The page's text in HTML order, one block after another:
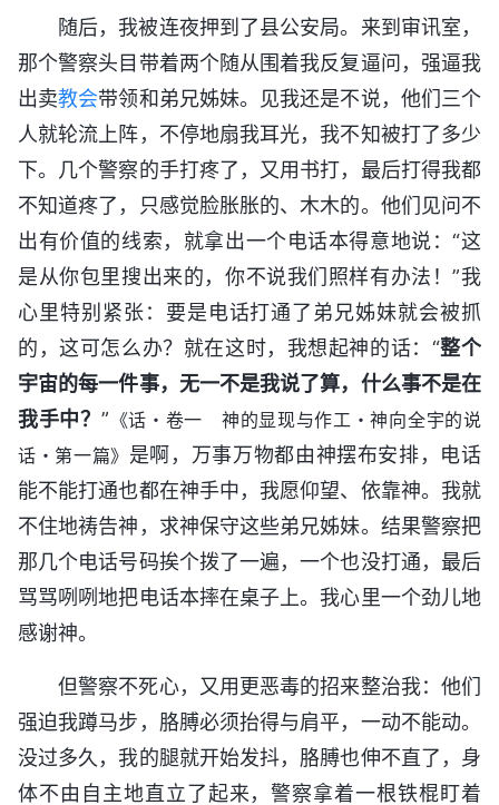
随后，我被连夜押到了县公安局。来到审讯室，
那个警察头目带着两个随从围着我反复逼问，强逼我
出卖教会带领和弟兄姊妹。见我还是不说，他们三个
人就轮流上阵，不停地扇我耳光，我不知被打了多少
下。几个警察的手打疼了，又用书打，最后打得我都
不知道疼了，只感觉脸胀胀的、木木的。他们见问不
出有价值的线索，就拿出一个电话本得意地说：“这
是从你包里搜出来的，你不说我们照样有办法！”我
心里特别紧张：要是电话打通了弟兄姊妹就会被抓
的，这可怎么办？就在这时，我想起神的话：“整个
宇宙的每一件事，无一不是我说了算，什么事不是在
我手中？ ” 《话・卷一 神的显现与作工・神向全宇的说
话・第一篇》 是啊，万事万物都由神摆布安排，电话
能不能打通也都在神手中，我愿仰望、依靠神。我就
不住地祷告神，求神保守这些弟兄姊妹。结果警察把
那几个电话号码挨个拨了一遍，一个也没打通，最后
骂骂咧咧地把电话本摔在桌子上。我心里一个劲儿地
感谢神。
但警察不死心，又用更恶毒的招来整治我：他们
强迫我蹲马步，胳膊必须抬得与肩平，一动不能动。
没过多久，我的腿就开始发抖，胳膊也伸不直了，身
体不由自主地直立了起来，警察拿着一根铁棍盯着